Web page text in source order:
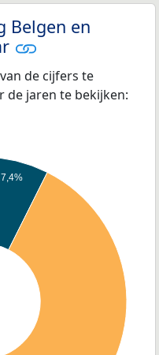
Belgen en
de cijfers te
de jaren te bekijken:
7,4%